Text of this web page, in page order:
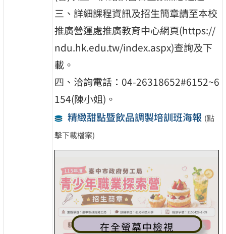
三、詳細課程資訊及招生簡章請至本校
推廣營運處推廣教育中心網頁(https://
ndu.hk.edu.tw/index.aspx)查詢及下
載。
四、洽詢電話：04-26318652#6152~6
154(陳小姐)。
精緻甜點暨飲品調製培訓班海報 (點
擊下載檔案)
在全螢幕中檢視